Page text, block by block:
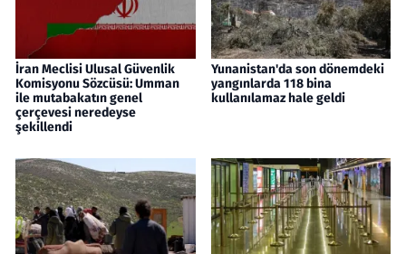
İran Meclisi Ulusal Güvenlik
Komisyonu Sözcüsü: Umman
ile mutabakatın genel
çerçevesi neredeyse
şekillendi
Yunanistan'da son dönemdeki
yangınlarda 118 bina
kullanılamaz hale geldi